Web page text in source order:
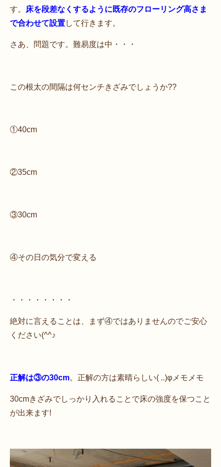
す。
床を段差なくするように既存のフローリング高さま
で合わせて設置して行きます。
さあ、問題です。難易度は中・・・
この根太の間隔は何センチきざみでしょうか??
①40cm
②35cm
③30cm
④その日の気分で変える
・・・・・・・・
絶対に言えることは、まず④ではありませんのでご安心
ください(^^♪
正解は③の30cm。正解の方は素晴らしい( ..)φメモメモ
30cmきざみでしっかり入れることで床の強度を保つこと
が出来ます!